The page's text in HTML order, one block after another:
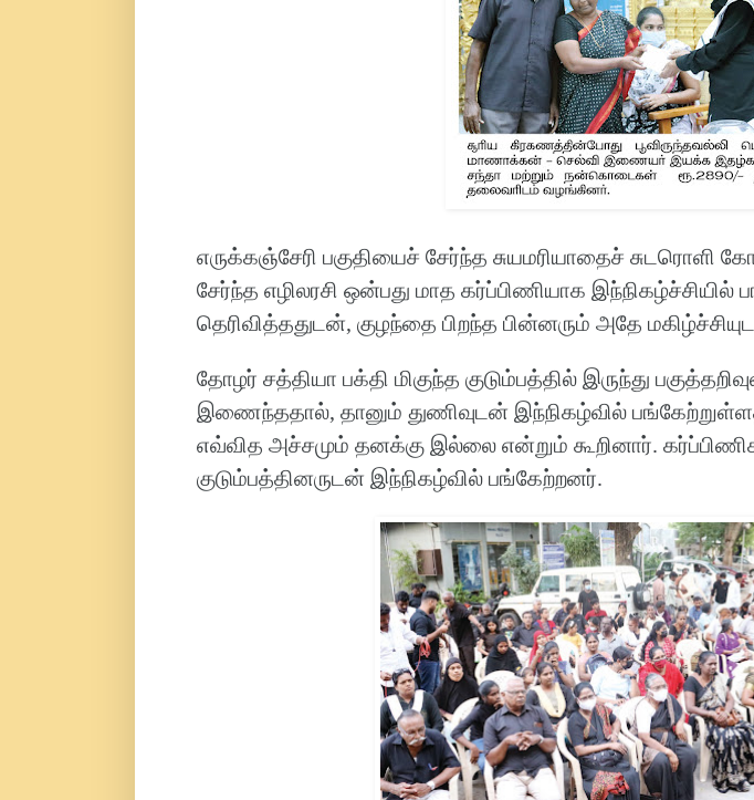
எருக்கஞ்சேரி பகுதியைச் சேர்ந்த சுயமரியாதைச் சுடரொளி
சேர்ந்த எழிலரசி ஒன்பது மாத கர்ப்பிணியாக இந்நிகழ்ச்சியில்
தெரிவித்ததுடன், குழந்தை பிறந்த பின்னரும் அதே
தோழர் சத்தியா பக்தி மிகுந்த குடும்பத்தில் இருந்து
இணைந்ததால், தானும் துணிவுடன் இந்நிகழ்வில்
எவ்வித அச்சமும் தனக்கு இல்லை என்றும் கூறினார்.
குடும்பத்தினருடன் இந்நிகழ்வில் பங்கேற்றனர்.